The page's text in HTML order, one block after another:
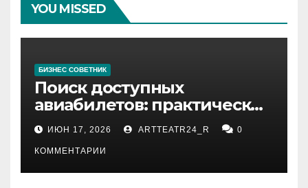
YOU MISSED
БИЗНЕС СОВЕТНИК
Поиск доступных
авиабилетов: практические
рекомендации
ИЮН 17, 2026 ARTTEATR24_R 0
КОММЕНТАРИИ